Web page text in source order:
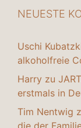
NEUESTE
Uschi
alkoholfreie
Harry zu
erstmals in
Tim Nentwig